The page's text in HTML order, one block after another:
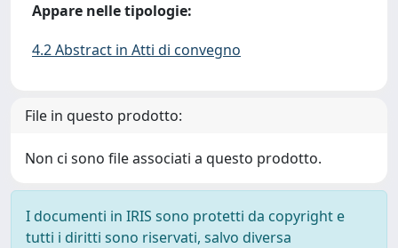
Appare nelle tipologie:
4.2 Abstract in Atti di convegno
File in questo prodotto:
Non ci sono file associati a questo prodotto.
I documenti in IRIS sono protetti da copyright e
tutti i diritti sono riservati, salvo diversa